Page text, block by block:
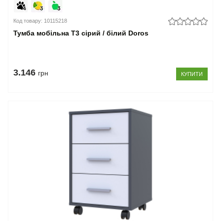
Код товару: 10115218
Тумба мобільна Т3 сірий / білий Doros
3.146 грн КУПИТИ